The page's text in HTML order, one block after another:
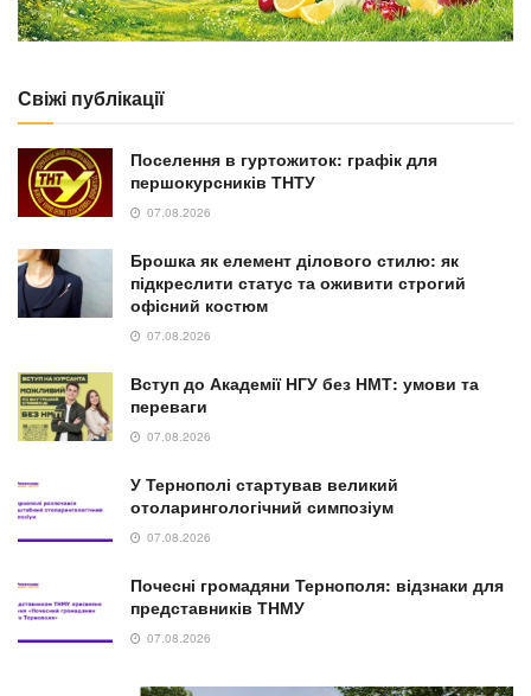
Свіжі публікації
Поселення в гуртожиток: графік для
першокурсників ТНТУ
07.08.2026
Брошка як елемент ділового стилю: як
підкреслити статус та оживити строгий
офісний костюм
07.08.2026
Вступ до Академії НГУ без НМТ: умови та
переваги
07.08.2026
У Тернополі стартував великий
отоларингологічний симпозіум
07.08.2026
Почесні громадяни Тернополя: відзнаки для
представників ТНМУ
07.08.2026